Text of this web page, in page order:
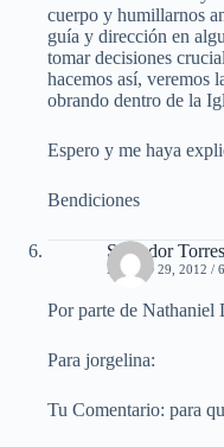
cuerpo y humillarnos
guía y dirección en
tomar decisiones
hacemos así, veremos
obrando dentro de la
Espero y me haya
Bendiciones
Salvador Torres
MARZO 29, 2012 /
Por parte de Nathaniel
Para jorgelina:
Tu Comentario: para